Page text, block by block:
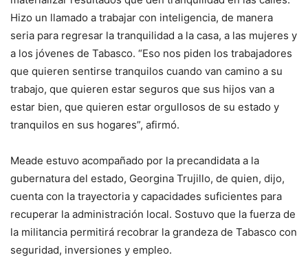
Hizo un llamado a trabajar con inteligencia, de manera
seria para regresar la tranquilidad a la casa, a las mujeres y
a los jóvenes de Tabasco. “Eso nos piden los trabajadores
que quieren sentirse tranquilos cuando van camino a su
trabajo, que quieren estar seguros que sus hijos van a
estar bien, que quieren estar orgullosos de su estado y
tranquilos en sus hogares”, afirmó.
Meade estuvo acompañado por la precandidata a la
gubernatura del estado, Georgina Trujillo, de quien, dijo,
cuenta con la trayectoria y capacidades suficientes para
recuperar la administración local. Sostuvo que la fuerza de
la militancia permitirá recobrar la grandeza de Tabasco con
seguridad, inversiones y empleo.